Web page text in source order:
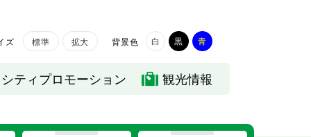
ズ 標準 拡大 背景色 白 黒 青
シティプロモーション 観光情報